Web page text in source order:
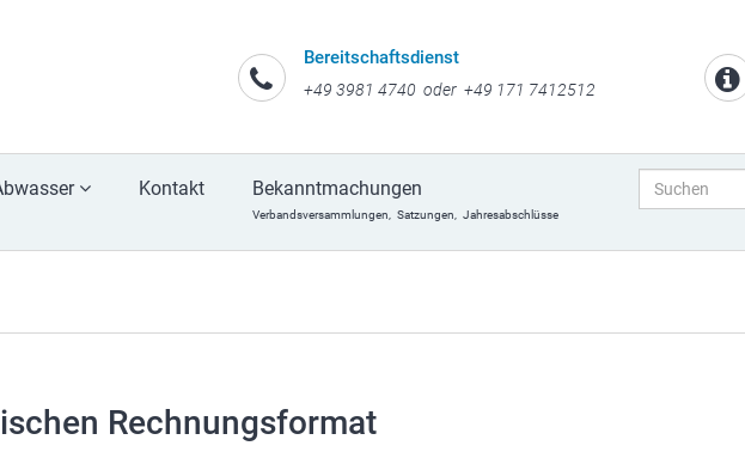
Bereitschaftsdienst
+49 3981 4740 oder +49 171 7412512
Kontakt Bekanntmachungen
Verbandsversammlungen, Satzungen, Jahresabschlüsse
Rechnungsformat